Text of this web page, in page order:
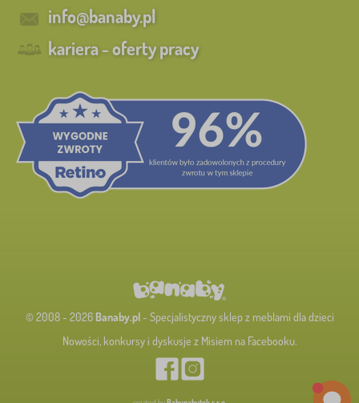
info@banaby.pl
kariera - oferty pracy
© 2008 - 2026 Banaby.pl- Specjalistyczny sklep z meblami dla dzieci
Nowości, konkursy i dyskusje z Misiem na Facebooku.